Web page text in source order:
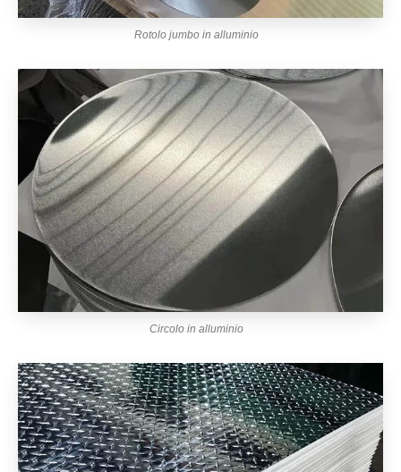
Rotolo jumbo in alluminio
Circolo in alluminio